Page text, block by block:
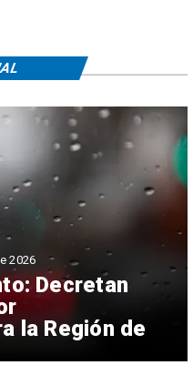
Decretan
la Región de
2026